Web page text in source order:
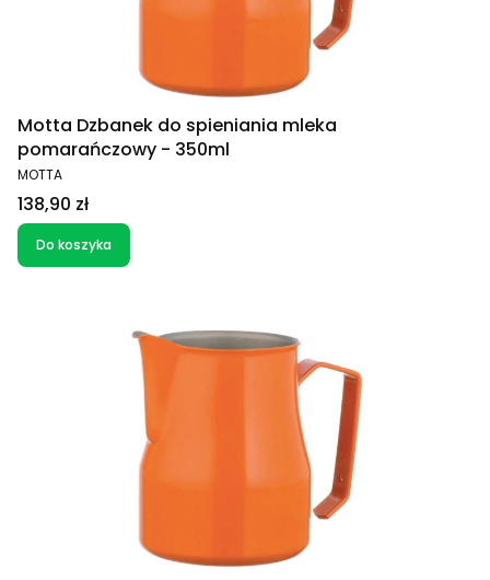
Motta Dzbanek do spieniania mleka
pomarańczowy - 350ml
PRODUCENT
MOTTA
Cena
138,90 zł
Do koszyka